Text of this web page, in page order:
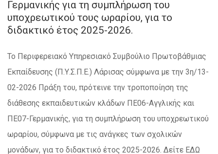
Γερμανικής για τη συμπλήρωση του
υποχρεωτικού τους ωραρίου, για το
διδακτικό έτος 2025-2026.
Το Περιφερειακό Υπηρεσιακό Συμβούλιο Πρωτοβάθμιας
Εκπαίδευσης (Π.Υ.Σ.Π.Ε.) Λάρισας σύμφωνα με την 3η/13-
02-2026 Πράξη του, πρότεινε την τροποποίηση της
διάθεσης εκπαιδευτικών κλάδων ΠΕ06-Αγγλικής και
ΠΕ07-Γερμανικής, για τη συμπλήρωση του υποχρεωτικού
ωραρίου, σύμφωνα με τις ανάγκες των σχολικών
μονάδων, για το διδακτικό έτος 2025-2026. Δείτε ΕΔΩ